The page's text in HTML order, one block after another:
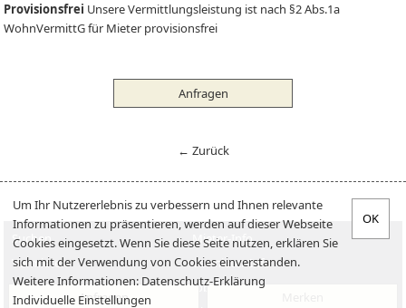
Anfragen
Provisionsfrei Unsere Vermittlungsleistung ist nach §2 Abs.1a
WohnVermittG für Mieter provisionsfrei
Anfragen
← Zurück
Suchen
Mieter-Info
Vermieten
Vermieter-Info
Verkaufen
Jobs
Um Ihr Nutzererlebnis zu verbessern und Ihnen relevante
Informationen zu präsentieren, werden auf dieser Webseite
Cookies eingesetzt. Wenn Sie diese Seite nutzen, erklären Sie
sich mit der Verwendung von Cookies einverstanden.
Weitere Informationen: Datenschutz-Erklärung
Individuelle Einstellungen